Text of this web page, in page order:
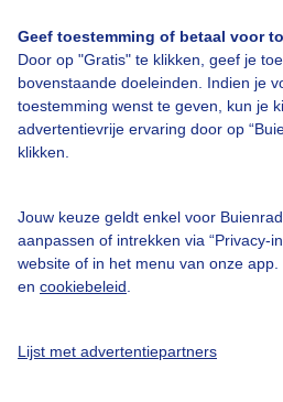
Geef toestemming of betaal voor
Door op "Gratis" te klikken, geef je
bovenstaande doeleinden. Indien je
toestemming wenst te geven, kun je
advertentievrije ervaring door op
klikken.
Jouw keuze geldt enkel voor
aanpassen of intrekken via “Privacy-
website of in het menu van onze
en cookiebeleid
Lijst met advertentiepartners
Contact
Gebruikersvoorwaarden
Buienradar Team
Privacy beleid
Cookie beleid
Gratis weerdata